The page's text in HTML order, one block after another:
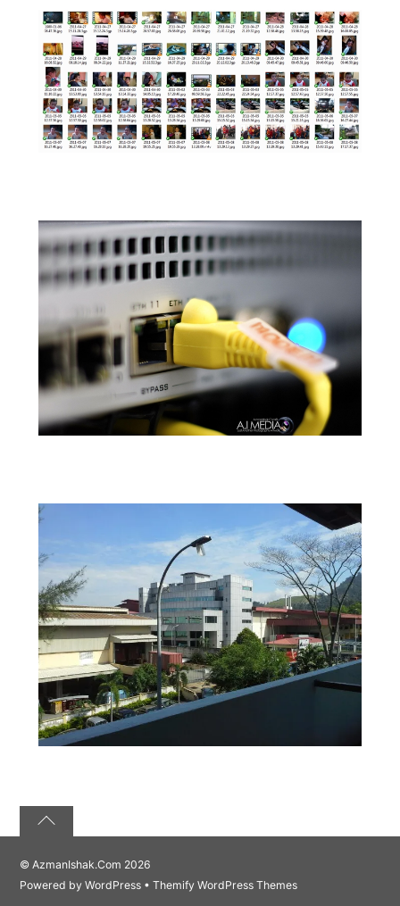
©AzmanIshak.Com 2026
Powered byWordPress •Themify WordPress Themes